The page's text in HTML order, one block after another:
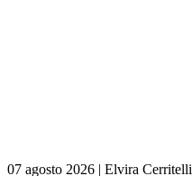
07 agosto 2026 | Elvira Cerritelli